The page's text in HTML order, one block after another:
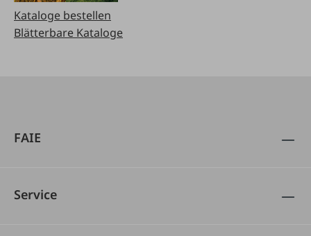
Kataloge bestellen
Blätterbare Kataloge
FAIE
Service